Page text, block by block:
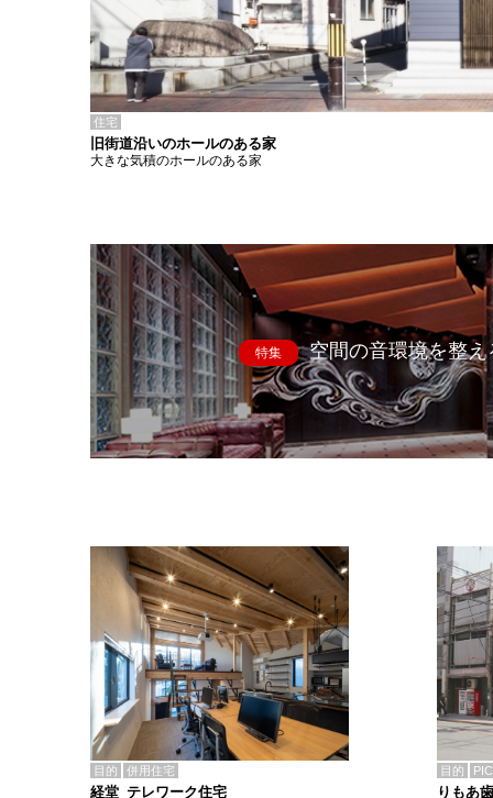
住宅
旧街道沿いのホールのある家
大きな気積のホールのある家
特集 空間の音環境を整え
目的 併用住宅
経堂_テレワーク住宅
目的
りもあ